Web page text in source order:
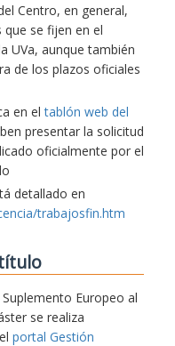
Centro, en general,
se fijen en el
UVa, aunque también
de los plazos oficiales
en eltablón web del
presentar la solicitud
oficialmente por el
detallado en
trabajosfin.htm
Europeo al
se realiza
portal Gestión